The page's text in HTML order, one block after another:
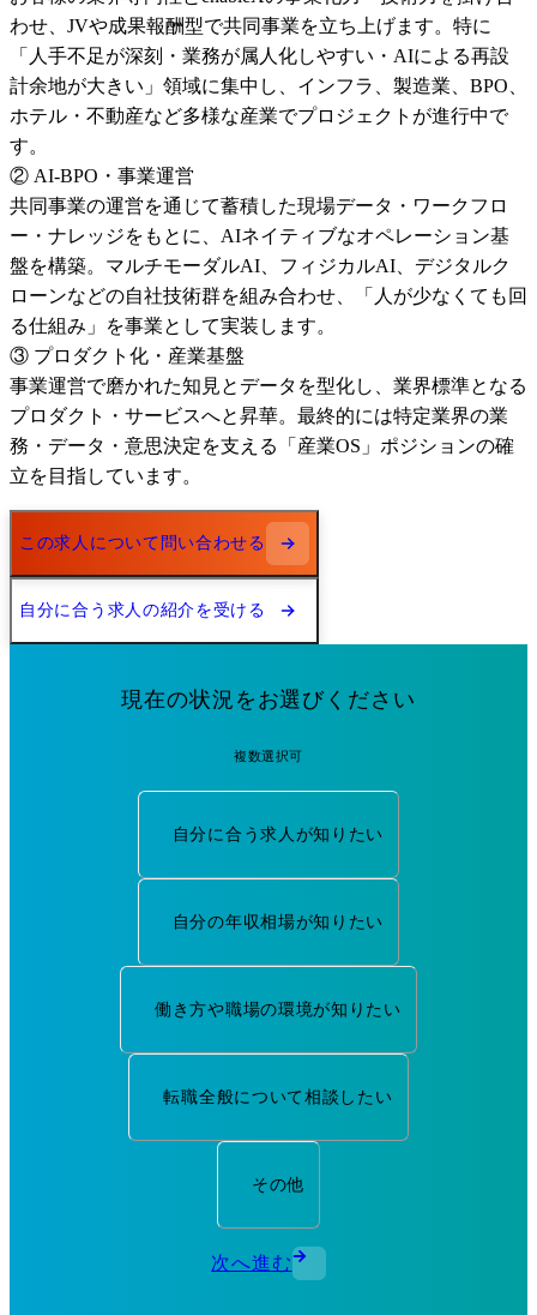
わせ、JVや成果報酬型で共同事業を立ち上げます。特に
「人手不足が深刻・業務が属人化しやすい・AIによる再設
計余地が大きい」領域に集中し、インフラ、製造業、BPO、
ホテル・不動産など多様な産業でプロジェクトが進行中で
す。
② AI-BPO・事業運営
共同事業の運営を通じて蓄積した現場データ・ワークフロ
ー・ナレッジをもとに、AIネイティブなオペレーション基
盤を構築。マルチモーダルAI、フィジカルAI、デジタルク
ローンなどの自社技術群を組み合わせ、「人が少なくても回
る仕組み」を事業として実装します。
③ プロダクト化・産業基盤
事業運営で磨かれた知見とデータを型化し、業界標準となる
プロダクト・サービスへと昇華。最終的には特定業界の業
務・データ・意思決定を支える「産業OS」ポジションの確
立を目指しています。
この求人について問い合わせる
自分に合う求人の紹介を受ける
現在の状況をお選びください
複数選択可
自分に合う求人が知りたい
自分の年収相場が知りたい
働き方や職場の環境が知りたい
転職全般について相談したい
その他
次へ進む